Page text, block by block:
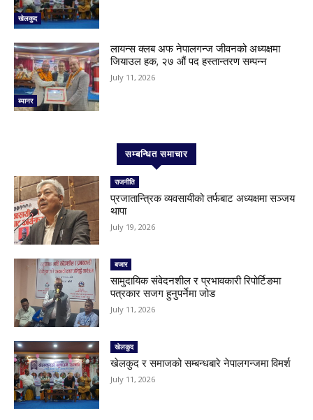
खेलकुद
ब्यानर
लायन्स क्लब अफ नेपालगन्ज जीवनको अध्यक्षमा
जियाउल हक, २७ औं पद हस्तान्तरण सम्पन्न
July 11, 2026
सम्बन्धित समाचार
राजनीति
प्रजातान्त्रिक व्यवसायीको तर्फबाट अध्यक्षमा सञ्जय
थापा
July 19, 2026
बजार
सामुदायिक संवेदनशील र प्रभावकारी रिपोर्टिङमा
पत्रकार सजग हुनुपर्नेमा जोड
July 11, 2026
खेलकुद
खेलकुद र समाजको सम्बन्धबारे नेपालगन्जमा विमर्श
July 11, 2026